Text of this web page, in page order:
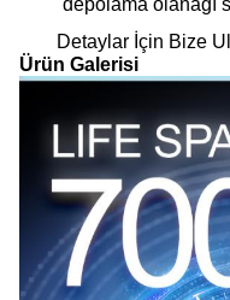
Detaylar İçin Bize
Ürün Galerisi